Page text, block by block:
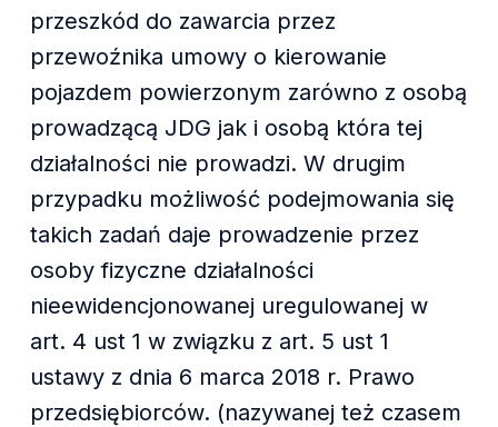
przeszkód do zawarcia przez
przewoźnika umowy o kierowanie
pojazdem powierzonym zarówno z osobą
prowadzącą JDG jak i osobą która tej
działalności nie prowadzi. W drugim
przypadku możliwość podejmowania się
takich zadań daje prowadzenie przez
osoby fizyczne działalności
nieewidencjonowanej uregulowanej w
art. 4 ust 1 w związku z art. 5 ust 1
ustawy z dnia 6 marca 2018 r. Prawo
przedsiębiorców. (nazywanej też czasem